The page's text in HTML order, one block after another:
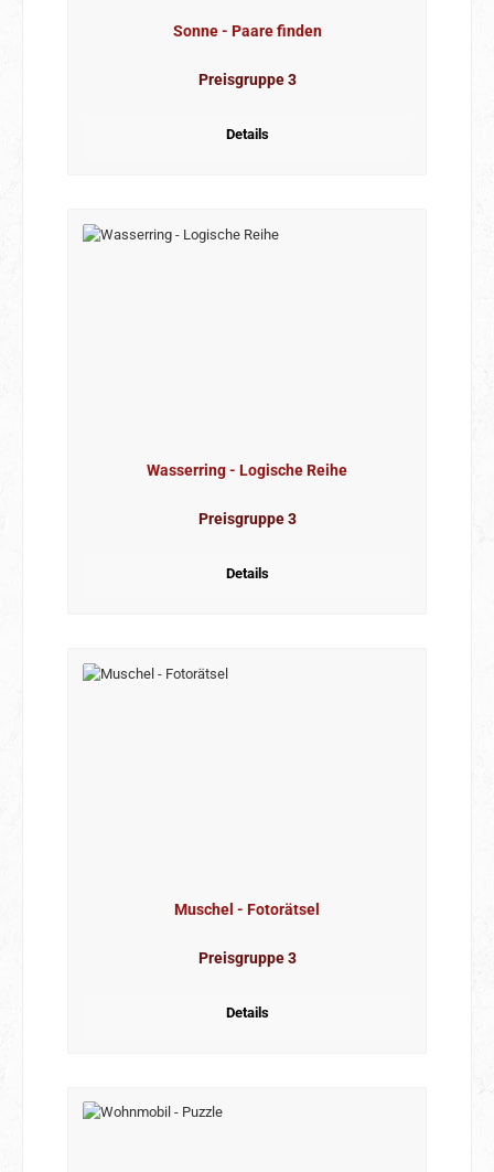
Sonne - Paare finden
Preisgruppe 3
Details
Wasserring - Logische Reihe
Preisgruppe 3
Details
Muschel - Fotorätsel
Preisgruppe 3
Details